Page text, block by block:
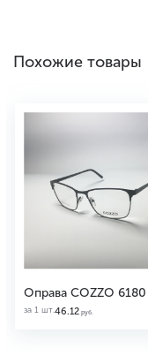
Похожие товары
Оправа COZZO 6180
за 1 шт.46.12 руб.